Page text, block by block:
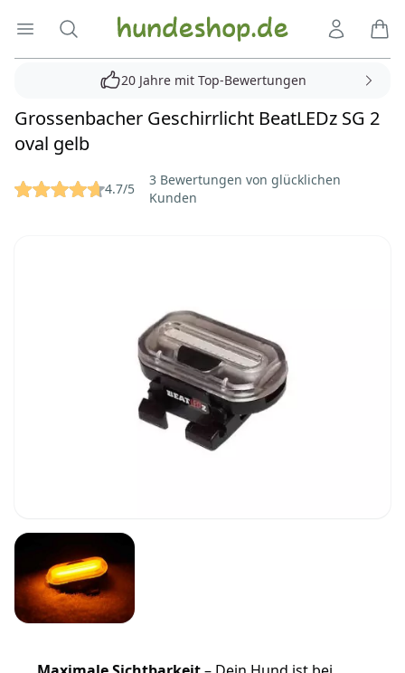
Menü öffnen
Suche Hundeshop.de
20 Jahre mit Top-Bewertungen
Grossenbacher Geschirrlicht BeatLEDz SG 2
oval gelb
Reviews 4.7/5
3 Bewertungen von glücklichen
Kunden